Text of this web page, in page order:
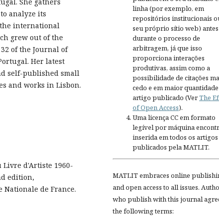
analyze its
international
grew out of the
of the Journal of
Her latest
self-published small
and works in Lisbon.
Livre d'Artiste 1960-
edition,
Nationale de France.
linha (por exemplo, em
repositórios institucionais
seu próprio sítio web) antes
durante o processo de
arbitragem, já que isso
proporciona interações
produtivas, assim como a
possibilidade de citações
cedo e em maior
artigo publicado (VerThe
of Open Access).
Uma licença CC em formato
legível por máquina
inserida em todos os artigos
publicados pela MATLIT.
MATLIT embraces online
and open access to all issues.
who publish with this journal
the following terms: